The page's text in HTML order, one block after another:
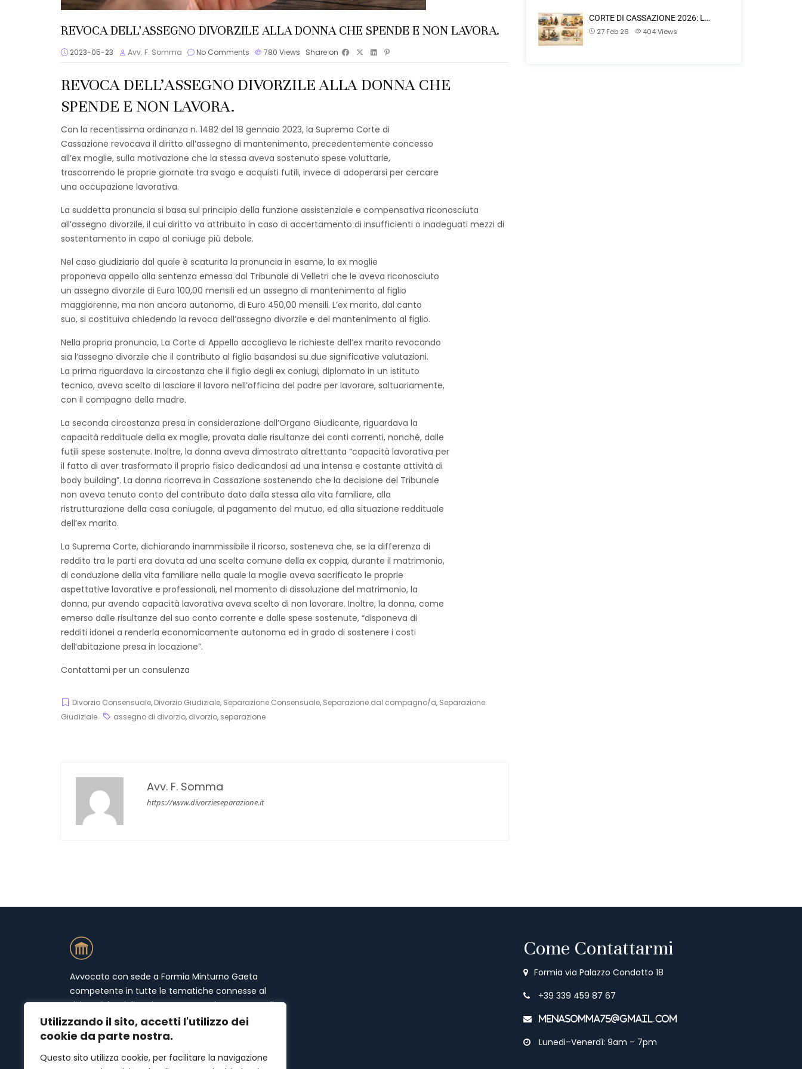
Utilizzando il sito, accetti l'utilizzo dei
cookie da parte nostra.
Questo sito utilizza cookie, per facilitare la navigazione
REVOCA DELL’ASSEGNO DIVORZILE ALLA DONNA CHE SPENDE E NON LAVORA.
2023-05-23 Avv. F. Somma No Comments 780 Views Share on
REVOCA DELL’ASSEGNO DIVORZILE ALLA DONNA CHE
SPENDE E NON LAVORA.
Con la recentissima ordinanza n. 1482 del 18 gennaio 2023, la Suprema Corte di
Cassazione revocava il diritto all’assegno di mantenimento, precedentemente concesso
all’ex moglie, sulla motivazione che la stessa aveva sostenuto spese voluttarie,
trascorrendo le proprie giornate tra svago e acquisti futili, invece di adoperarsi per cercare
una occupazione lavorativa.
La suddetta pronuncia si basa sul principio della funzione assistenziale e compensativa riconosciuta
all’assegno divorzile, il cui diritto va attribuito in caso di accertamento di insufficienti o inadeguati mezzi di
sostentamento in capo al coniuge più debole.
Nel caso giudiziario dal quale è scaturita la pronuncia in esame, la ex moglie
proponeva appello alla sentenza emessa dal Tribunale di Velletri che le aveva riconosciuto
un assegno divorzile di Euro 100,00 mensili ed un assegno di mantenimento al figlio
maggiorenne, ma non ancora autonomo, di Euro 450,00 mensili. L’ex marito, dal canto
suo, si costituiva chiedendo la revoca dell’assegno divorzile e del mantenimento al figlio.
Nella propria pronuncia, La Corte di Appello accoglieva le richieste dell’ex marito revocando
sia l’assegno divorzile che il contributo al figlio basandosi su due significative valutazioni.
La prima riguardava la circostanza che il figlio degli ex coniugi, diplomato in un istituto
tecnico, aveva scelto di lasciare il lavoro nell’officina del padre per lavorare, saltuariamente,
con il compagno della madre.
La seconda circostanza presa in considerazione dall’Organo Giudicante, riguardava la
capacità reddituale della ex moglie, provata dalle risultanze dei conti correnti, nonché, dalle
futili spese sostenute. Inoltre, la donna aveva dimostrato altrettanta “capacità lavorativa per
il fatto di aver trasformato il proprio fisico dedicandosi ad una intensa e costante attività di
body building”. La donna ricorreva in Cassazione sostenendo che la decisione del Tribunale
non aveva tenuto conto del contributo dato dalla stessa alla vita familiare, alla
ristrutturazione della casa coniugale, al pagamento del mutuo, ed alla situazione reddituale
dell’ex marito.
La Suprema Corte, dichiarando inammissibile il ricorso, sosteneva che, se la differenza di
reddito tra le parti era dovuta ad una scelta comune della ex coppia, durante il matrimonio,
di conduzione della vita familiare nella quale la moglie aveva sacrificato le proprie
aspettative lavorative e professionali, nel momento di dissoluzione del matrimonio, la
donna, pur avendo capacità lavorativa aveva scelto di non lavorare. Inoltre, la donna, come
emerso dalle risultanze del suo conto corrente e dalle spese sostenute, “disponeva di
redditi idonei a renderla economicamente autonoma ed in grado di sostenere i costi
dell’abitazione presa in locazione”.
Contattami per un consulenza
Divorzio Consensuale, Divorzio Giudiziale, Separazione Consensuale, Separazione dal compagno/a, Separazione
Giudiziale
assegno di divorzio, divorzio, separazione
Avv. F. Somma
https://www.divorzieseparazione.it
CORTE DI CASSAZIONE 2026: L…
27 Feb 26
404Views
Avvocato con sede a Formia Minturno Gaeta
competente in tutte le tematiche connesse al
diritto di famiglia. Mi occupo prevalentemente di
materie quali separazioni (separazione
consensuale e separazione giudiziale), divorzi
affidamento condiviso e congiunto, scioglimento
Come Contattarmi
Formia via Palazzo Condotto 18
+39 339 459 87 67
menasomma75@gmail.com
Lunedi–Venerdì: 9am – 7pm